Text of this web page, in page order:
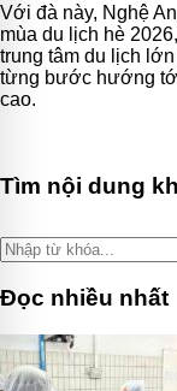
Với đà này, Nghệ
mùa du lịch hè
trung tâm du lịch
từng bước hướng
cao.
Tìm nội dung
Đọc nhiều nhất